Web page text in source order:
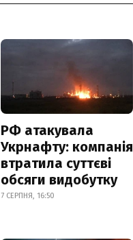
РФ атакувала
Укрнафту: компанія
втратила суттєві
обсяги видобутку
7 СЕРПНЯ, 16:50